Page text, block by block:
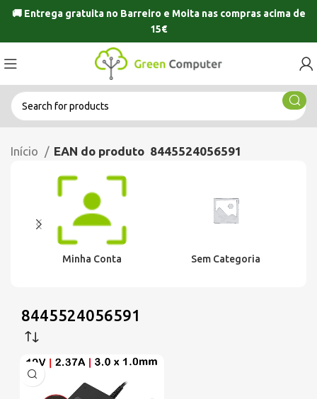
🚚 Entrega gratuita no Barreiro e Moitanas compras acima de
15€
Início EAN do produto 8445524056591
Minha Conta Sem Categoria
8445524056591